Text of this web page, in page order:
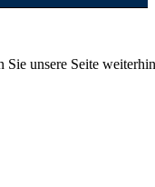
Sie unsere Seite weiterhin